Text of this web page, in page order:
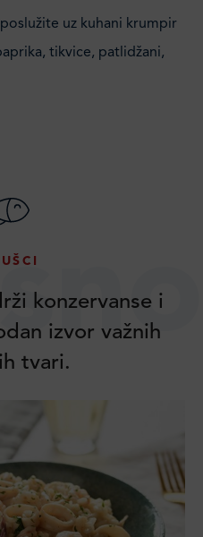
uz kuhani krumpir
tikvice, patlidžani,
konzervanse i
izvor važnih
tvari.